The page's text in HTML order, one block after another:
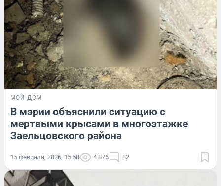
МОЙ ДОМ
В мэрии объяснили ситуацию с
мертвыми крысами в многоэтажке
Заельцовского района
15 февраля, 2026, 15:58 4 876 82